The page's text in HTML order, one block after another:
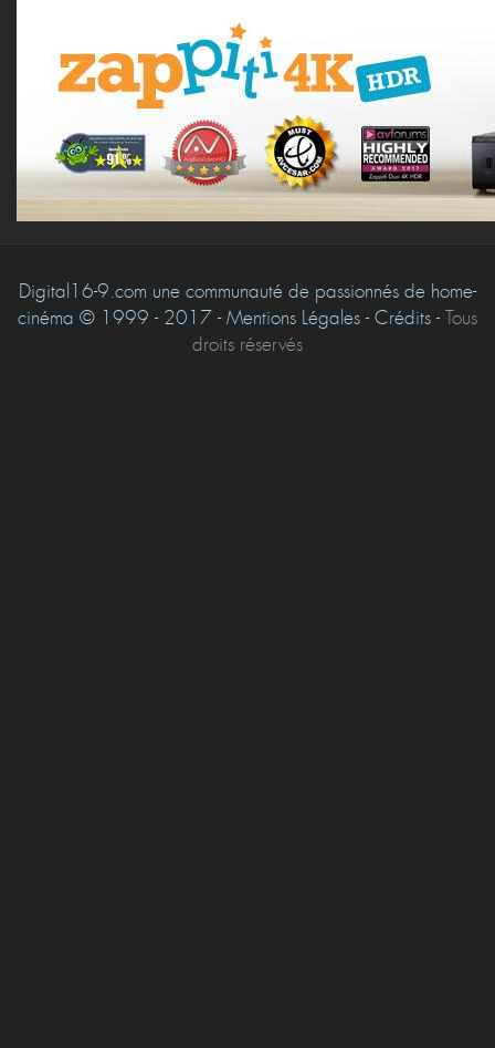
Digital16-9.com une communauté de passionnés de home-
cinéma © 1999 - 2017 - Mentions Légales - Crédits -Tous
droits réservés